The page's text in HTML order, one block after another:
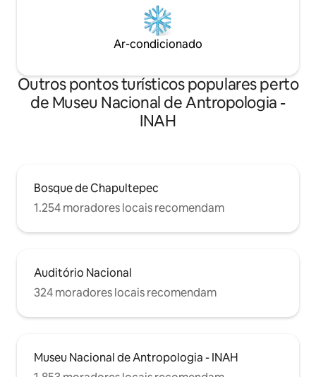
Ar-condicionado
Outros pontos turísticos populares perto
de Museu Nacional de Antropologia -
INAH
Bosque de Chapultepec
1.254 moradores locais recomendam
Auditório Nacional
324 moradores locais recomendam
Museu Nacional de Antropologia - INAH